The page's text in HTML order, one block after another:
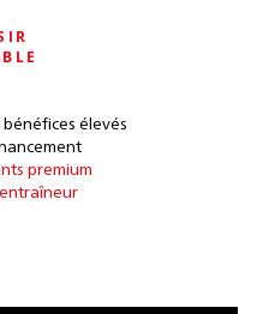
élevés
premium